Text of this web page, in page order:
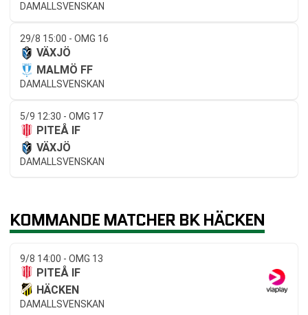
DAMALLSVENSKAN
29/8 15:00 - OMG 16
VÄXJÖ
MALMÖ FF
DAMALLSVENSKAN
5/9 12:30 - OMG 17
PITEÅ IF
VÄXJÖ
DAMALLSVENSKAN
KOMMANDE MATCHER BK HÄCKEN
9/8 14:00 - OMG 13
PITEÅ IF
HÄCKEN
DAMALLSVENSKAN